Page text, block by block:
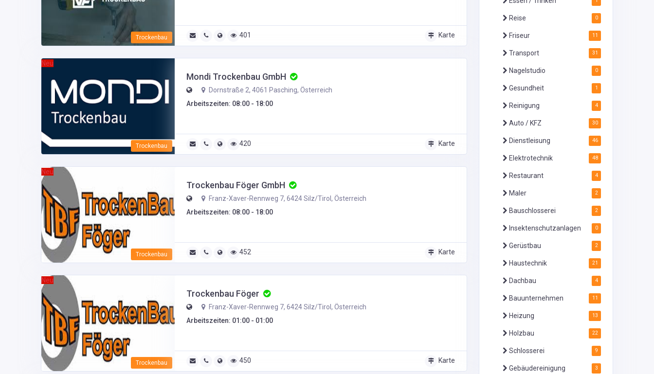
Trockenbau 401 Karte
Neu
Trockenbau
Mondi Trockenbau GmbH
Dornstraße 2, 4061 Pasching, Österreich
Arbeitszeiten: 08:00 - 18:00
420 Karte
Neu
Trockenbau
Trockenbau Föger GmbH
Franz-Xaver-Rennweg 7, 6424 Silz/Tirol, Österreich
Arbeitszeiten: 08:00 - 18:00
452 Karte
Neu
Trockenbau
Trockenbau Föger
Franz-Xaver-Rennweg 7, 6424 Silz/Tirol, Österreich
Arbeitszeiten: 01:00 - 01:00
450 Karte
Reise 0
Friseur 11
Transport 31
Nagelstudio 0
Gesundheit 1
Reinigung 4
Auto / KFZ 30
Dienstleisung 46
Elektrotechnik 48
Restaurant 4
Maler 2
Bauschlosserei 2
Insektenschutzanlagen 0
Gerüstbau 2
Haustechnik 21
Dachbau 4
Bauunternehmen 11
Heizung 13
Holzbau 22
Schlosserei 9
Gebäudereinigung 3